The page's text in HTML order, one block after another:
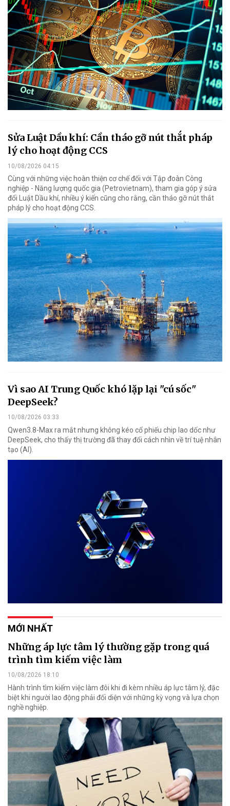
Sửa Luật Dầu khí: Cần tháo gỡ nút thắt pháp
lý cho hoạt động CCS
10/08/2026 04:15
Cùng với những việc hoàn thiện cơ chế đối với Tập đoàn Công
nghiệp - Năng lượng quốc gia (Petrovietnam), tham gia góp ý sửa
đổi Luật Dầu khí, nhiều ý kiến cũng cho rằng, cần tháo gỡ nút thắt
pháp lý cho hoạt động CCS.
Vì sao AI Trung Quốc khó lặp lại "cú sốc"
DeepSeek?
10/08/2026 03:33
Qwen3.8-Max ra mắt nhưng không kéo cổ phiếu chip lao dốc như
DeepSeek, cho thấy thị trường đã thay đổi cách nhìn về trí tuệ nhân
tạo (AI).
MỚI NHẤT
Những áp lực tâm lý thường gặp trong quá
trình tìm kiếm việc làm
10/08/2026 18:10
Hành trình tìm kiếm việc làm đôi khi đi kèm nhiều áp lực tâm lý, đặc
biệt khi người lao động phải đối diện với những kỳ vọng và lựa chọn
nghề nghiệp.